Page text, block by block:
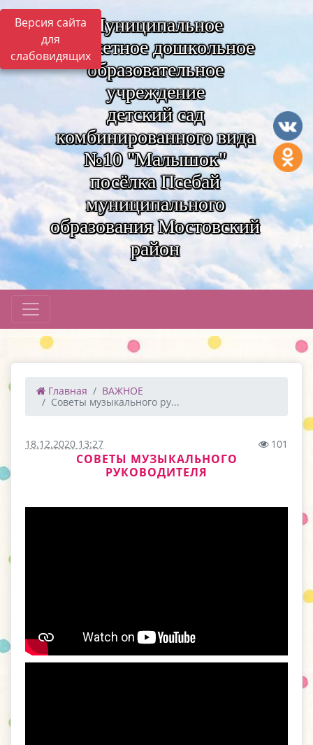
Версия сайта
для
слабовидящих
Муниципальное
бюджетное дошкольное
образовательное
учреждение
детский сад
комбинированного вида
№10 "Малышок"
посёлка Псебай
муниципального
образования Мостовский
район
Главная
ВАЖНОЕ
Советы музыкального ру...
18.12.2020 13:27 101
СОВЕТЫ МУЗЫКАЛЬНОГО
РУКОВОДИТЕЛЯ